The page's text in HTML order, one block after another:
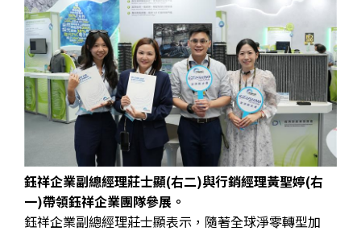
鈺祥企業副總經理莊士顯(右二)與行銷經理黃聖婷(右
一)帶領鈺祥企業團隊參展。
鈺祥企業副總經理莊士顯表示，隨著全球淨零轉型加